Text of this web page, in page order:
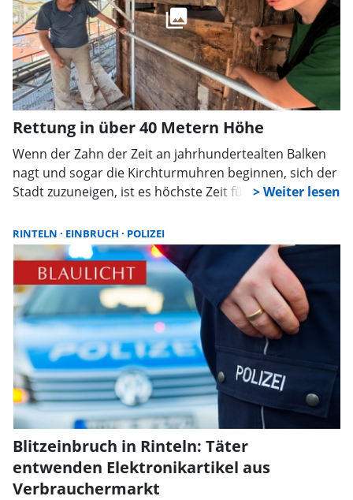
Rettung in über 40 Metern Höhe
Wenn der Zahn der Zeit an jahrhundertealten Balken
nagt und sogar die Kirchturmuhren beginnen, sich der
Stadt zuzuneigen, ist es höchste Zeit für Rettung in
St. Nikolai in Rinteln unterzieht sich einer
spektakulären und dringend notwendigen Sanierung
ihres barocken Turms.
RINTELN EINBRUCH POLIZEI
Blitzeinbruch in Rinteln: Täter
entwenden Elektronikartikel aus
Verbrauchermarkt